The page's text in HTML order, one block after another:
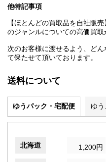
他特記事項
【ほとんどの買取品を自社販
のジャンルについての高価買取
次のお客様に渡せるよう、ど
て保たせて頂いております。
送料について
ゆうパック・宅配便 ゆ
北海道 1,200円